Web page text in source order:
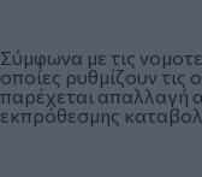
Σύμφωνα με τις
οποίες ρυθμίζουν τις
παρέχεται απαλλαγή
εκπρόθεσμης